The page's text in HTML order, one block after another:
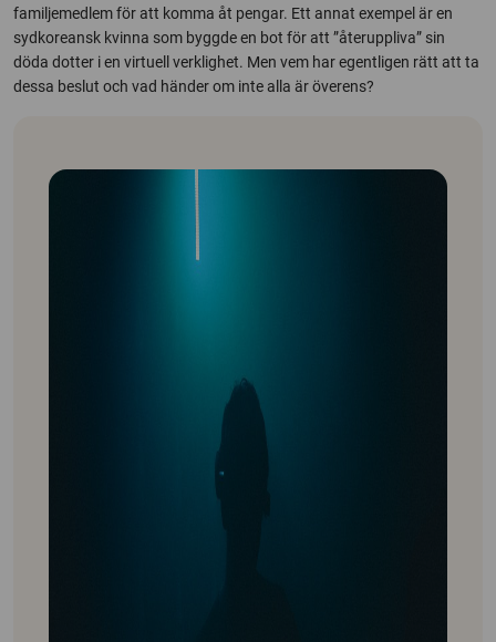
familjemedlem för att komma åt pengar. Ett annat exempel är en
sydkoreansk kvinna som byggde en bot för att ”återuppliva” sin
döda dotter i en virtuell verklighet. Men vem har egentligen rätt att ta
dessa beslut och vad händer om inte alla är överens?